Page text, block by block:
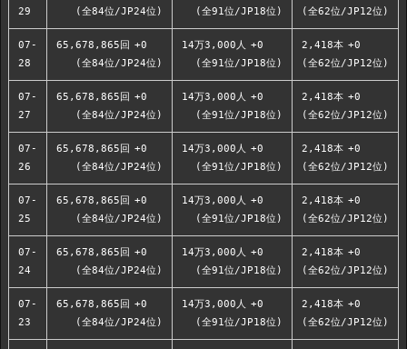
29
(全84位/JP24位)
(全91位/JP18位)
(全62位/JP12位)
07-
28
65,678,865回 +0
(全84位/JP24位)
14万3,000人 +0
(全91位/JP18位)
2,418本 +0
(全62位/JP12位)
07-
27
65,678,865回 +0
(全84位/JP24位)
14万3,000人 +0
(全91位/JP18位)
2,418本 +0
(全62位/JP12位)
07-
26
65,678,865回 +0
(全84位/JP24位)
14万3,000人 +0
(全91位/JP18位)
2,418本 +0
(全62位/JP12位)
07-
25
65,678,865回 +0
(全84位/JP24位)
14万3,000人 +0
(全91位/JP18位)
2,418本 +0
(全62位/JP12位)
07-
24
65,678,865回 +0
(全84位/JP24位)
14万3,000人 +0
(全91位/JP18位)
2,418本 +0
(全62位/JP12位)
07-
23
65,678,865回 +0
(全84位/JP24位)
14万3,000人 +0
(全91位/JP18位)
2,418本 +0
(全62位/JP12位)